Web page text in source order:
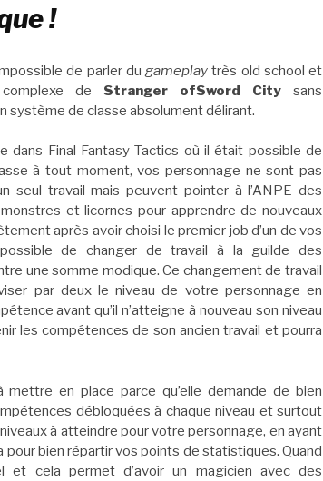
!
de parler dugameplay très old school et
de Stranger ofSword City sans
système de classe absolument délirant.
dans Final Fantasy Tactics où il était possible de
à tout moment, vos personnage ne sont pas
seul travail mais peuvent pointer à l’ANPE des
et licornes pour apprendre de nouveaux
après avoir choisi le premier job d’un de vos
de changer de travail à la guilde des
une somme modique. Ce changement de travail
par deux le niveau de votre personnage en
avant qu’il n’atteigne à nouveau son niveau
les compétences de son ancien travail et pourra
en place parce qu’elle demande de bien
débloquées à chaque niveau et surtout
à atteindre pour votre personnage, en ayant
bien répartir vos points de statistiques. Quand
et cela permet d’avoir un magicien avec des